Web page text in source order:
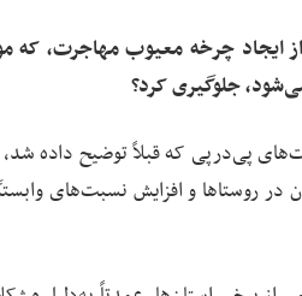
ایجاد چرخه معیوب مهاجرت، که
جلوگیری کرد؟
پی‌درپی که قبلاً توضیح داده
در روستاها و افزایش نسبت‌های